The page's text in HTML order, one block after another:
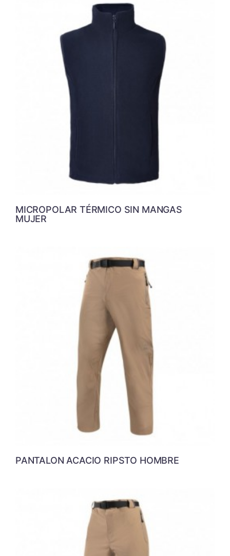
MICROPOLAR TÉRMICO SIN MANGAS
MUJER
PANTALON ACACIO RIPSTO HOMBRE